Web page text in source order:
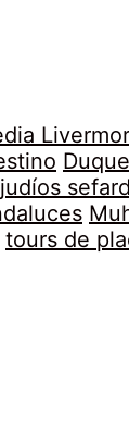
judíos
tours de